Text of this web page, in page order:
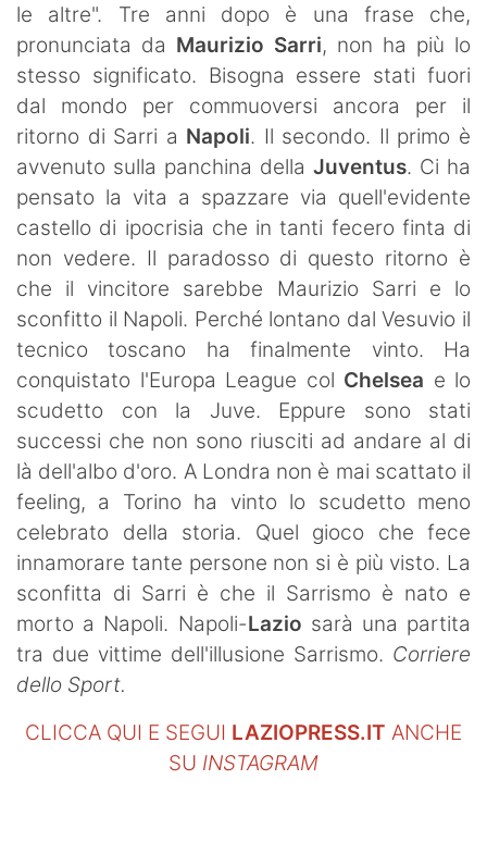
Contatti
le altre". Tre anni dopo è una frase che,
pronunciata da Maurizio Sarri, non ha più lo
stesso significato. Bisogna essere stati fuori
dal mondo per commuoversi ancora per il
ritorno di Sarri a Napoli. Il secondo. Il primo è
avvenuto sulla panchina della Juventus. Ci ha
pensato la vita a spazzare via quell'evidente
castello di ipocrisia che in tanti fecero finta di
non vedere. Il paradosso di questo ritorno è
che il vincitore sarebbe Maurizio Sarri e lo
sconfitto il Napoli. Perché lontano dal Vesuvio il
tecnico toscano ha finalmente vinto. Ha
conquistato l'Europa League col Chelsea e lo
scudetto con la Juve. Eppure sono stati
successi che non sono riusciti ad andare al di
là dell'albo d'oro. A Londra non è mai scattato il
feeling, a Torino ha vinto lo scudetto meno
celebrato della storia. Quel gioco che fece
innamorare tante persone non si è più visto. La
sconfitta di Sarri è che il Sarrismo è nato e
morto a Napoli. Napoli-Lazio sarà una partita
tra due vittime dell'illusione Sarrismo. Corriere
dello Sport.
CLICCA QUI E SEGUI LAZIOPRESS.IT ANCHE
SU INSTAGRAM